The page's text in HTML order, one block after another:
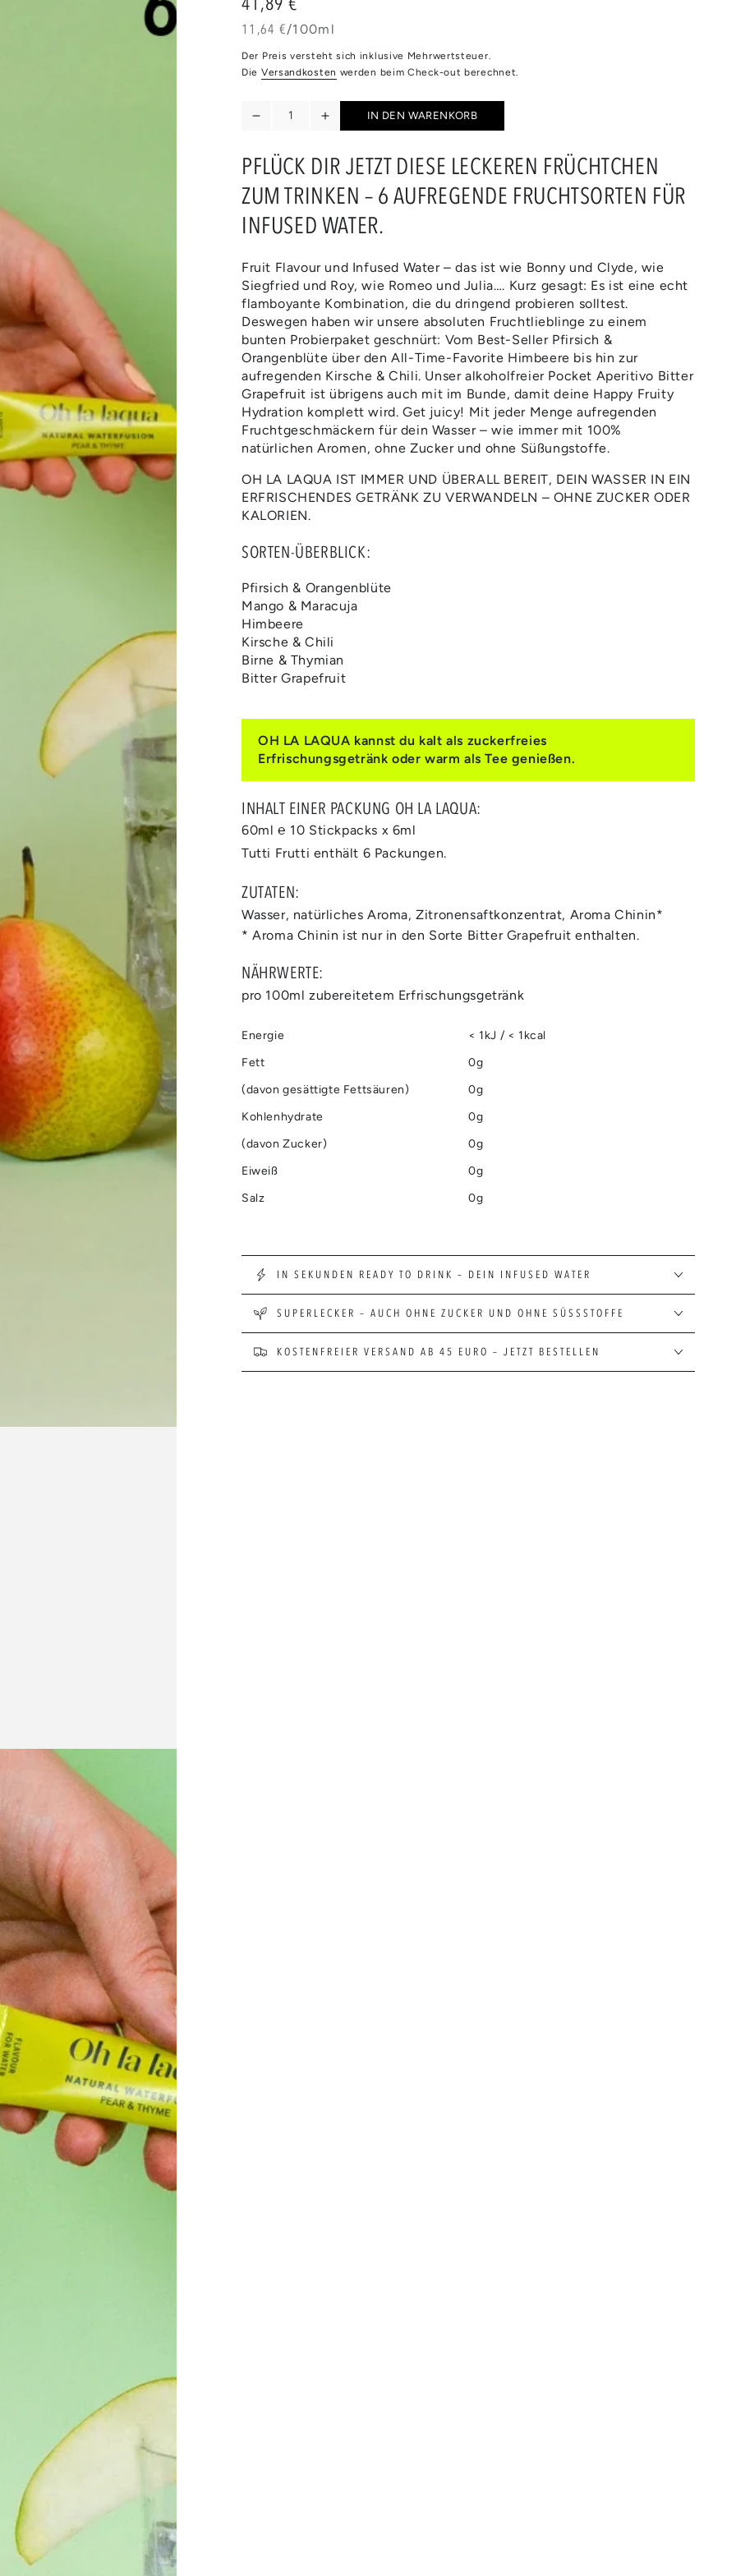
Regulärer
Preis
Stückpreis
11,64 €/
pro 100ml
Der Preis versteht sich inklusive Mehrwertsteuer.
Die Versandkosten werden beim Check-out berechnet.
Verringere
Menge
für
TUTTI
FRUTTI
|
FLAVOURS
Erhöhe
Menge
für
TUTTI
FRUTTI
|
FLAVOURS
IN DEN WARENKORB
PFLÜCK DIR JETZT DIESE LECKEREN FRÜCHTCHEN
ZUM TRINKEN – 6 AUFREGENDE FRUCHTSORTEN FÜR
INFUSED WATER.
Fruit Flavour und Infused Water – das ist wie Bonny und Clyde, wie
Siegfried und Roy, wie Romeo und Julia…. Kurz gesagt: Es ist eine echt
flamboyante Kombination, die du dringend probieren solltest.
Deswegen haben wir unsere absoluten Fruchtlieblinge zu einem
bunten Probierpaket geschnürt: Vom Best-Seller Pfirsich &
Orangenblüte über den All-Time-Favorite Himbeere bis hin zur
aufregenden Kirsche & Chili. Unser alkoholfreier Pocket Aperitivo Bitter
Grapefruit ist übrigens auch mit im Bunde, damit deine Happy Fruity
Hydration komplett wird. Get juicy! Mit jeder Menge aufregenden
Fruchtgeschmäckern für dein Wasser – wie immer mit 100%
natürlichen Aromen, ohne Zucker und ohne Süßungstoffe.
OH LA LAQUA IST IMMER UND ÜBERALL BEREIT, DEIN WASSER IN EIN
ERFRISCHENDES GETRÄNK ZU VERWANDELN – OHNE ZUCKER ODER
KALORIEN.
SORTEN-ÜBERBLICK:
Pfirsich & Orangenblüte
Mango & Maracuja
Himbeere
Kirsche & Chili
Birne & Thymian
Bitter Grapefruit
OH LA LAQUA kannst du kalt als zuckerfreies
Erfrischungsgetränk oder warm als Tee genießen.
INHALT EINER PACKUNG OH LA LAQUA:
60ml ℮ 10 Stickpacks x 6ml
Tutti Frutti enthält 6 Packungen.
ZUTATEN:
Wasser, natürliches Aroma, Zitronensaftkonzentrat, Aroma Chinin*
* Aroma Chinin ist nur in den Sorte Bitter Grapefruit enthalten.
NÄHRWERTE:
pro 100ml zubereitetem Erfrischungsgetränk
Energie
< 1kJ / < 1kcal
Fett
0g
(davon gesättigte Fettsäuren)
0g
Kohlenhydrate
0g
(davon Zucker)
0g
Eiweiß
0g
Salz
0g
IN SEKUNDEN READY TO DRINK – DEIN INFUSED WATER
SUPERLECKER – AUCH OHNE ZUCKER UND OHNE SÜSSSTOFFE
KOSTENFREIER VERSAND AB 45 EURO – JETZT BESTELLEN